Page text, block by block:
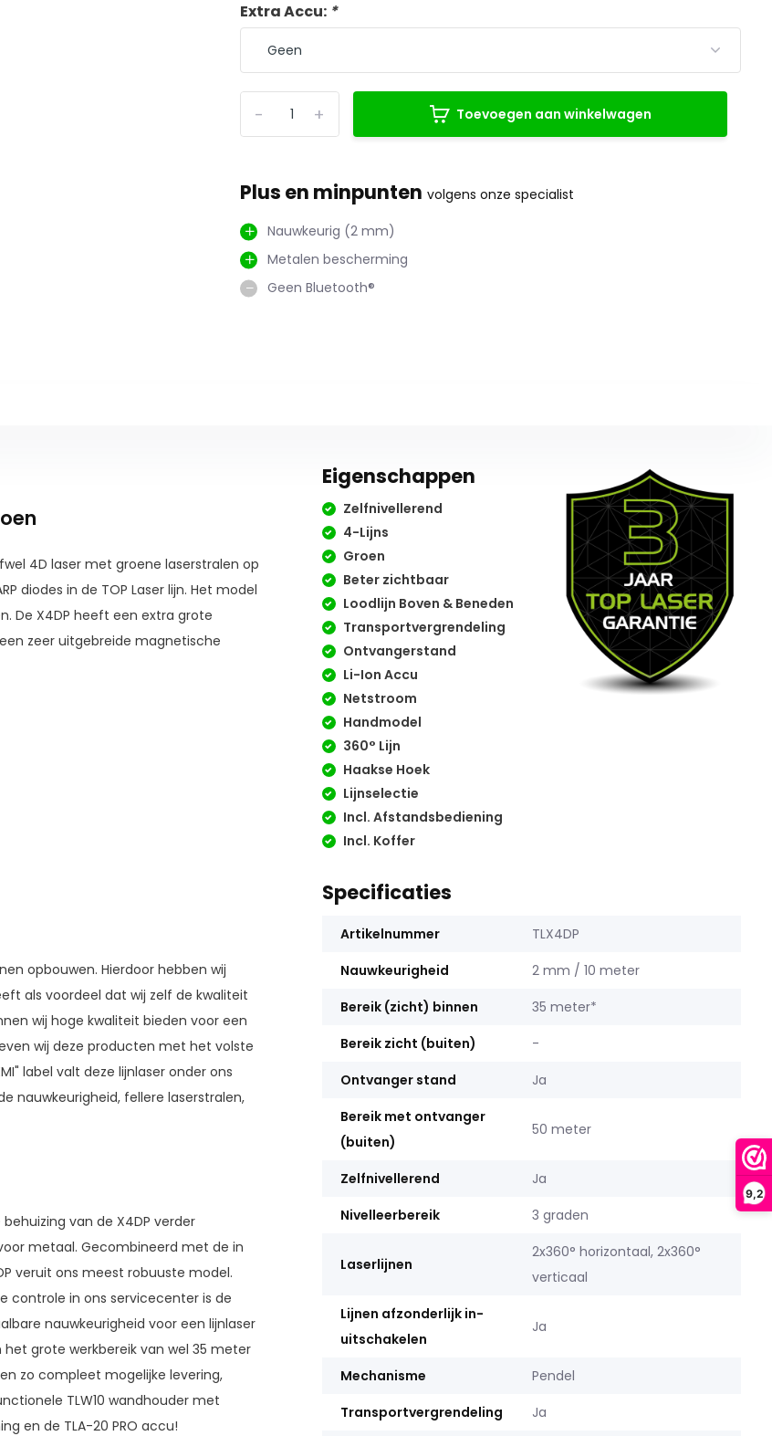
9,2
Extra Accu: *
+
- Toevoegen aan winkelwagen
Plus en minpunten volgens onze specialist
Nauwkeurig (2 mm)
Metalen bescherming
Geen Bluetooth®
4D laser met groene laserstralen op
diodes in de TOP Laser lijn. Het model
De X4DP heeft een extra grote
zeer uitgebreide magnetische
opbouwen. Hierdoor hebben wij
als voordeel dat wij zelf de kwaliteit
wij hoge kwaliteit bieden voor een
wij deze producten met het volste
label valt deze lijnlaser onder ons
nauwkeurigheid, fellere laserstralen,
van de X4DP verder
metaal. Gecombineerd met de in
veruit ons meest robuuste model.
controle in ons servicecenter is de
nauwkeurigheid voor een lijnlaser
grote werkbereik van wel 35 meter
zo compleet mogelijke levering,
TLW10 wandhouder met
en de TLA-20 PRO accu!
Eigenschappen
Zelfnivellerend
4-Lijns
Groen
Beter zichtbaar
Loodlijn Boven & Beneden
Transportvergrendeling
Ontvangerstand
Li-Ion Accu
Netstroom
Handmodel
360° Lijn
Haakse Hoek
Lijnselectie
Incl. Afstandsbediening
Incl. Koffer
Specificaties
Artikelnummer
TLX4DP
Nauwkeurigheid
2 mm / 10 meter
Bereik (zicht) binnen
35 meter*
Bereik zicht (buiten)
-
Ontvanger stand
Ja
Bereik met ontvanger
(buiten)
50 meter
Zelfnivellerend
Ja
Nivelleerbereik
3 graden
Laserlijnen
2x360° horizontaal, 2x360°
verticaal
Lijnen afzonderlijk in-
uitschakelen
Ja
Mechanisme
Pendel
Transportvergrendeling
Ja